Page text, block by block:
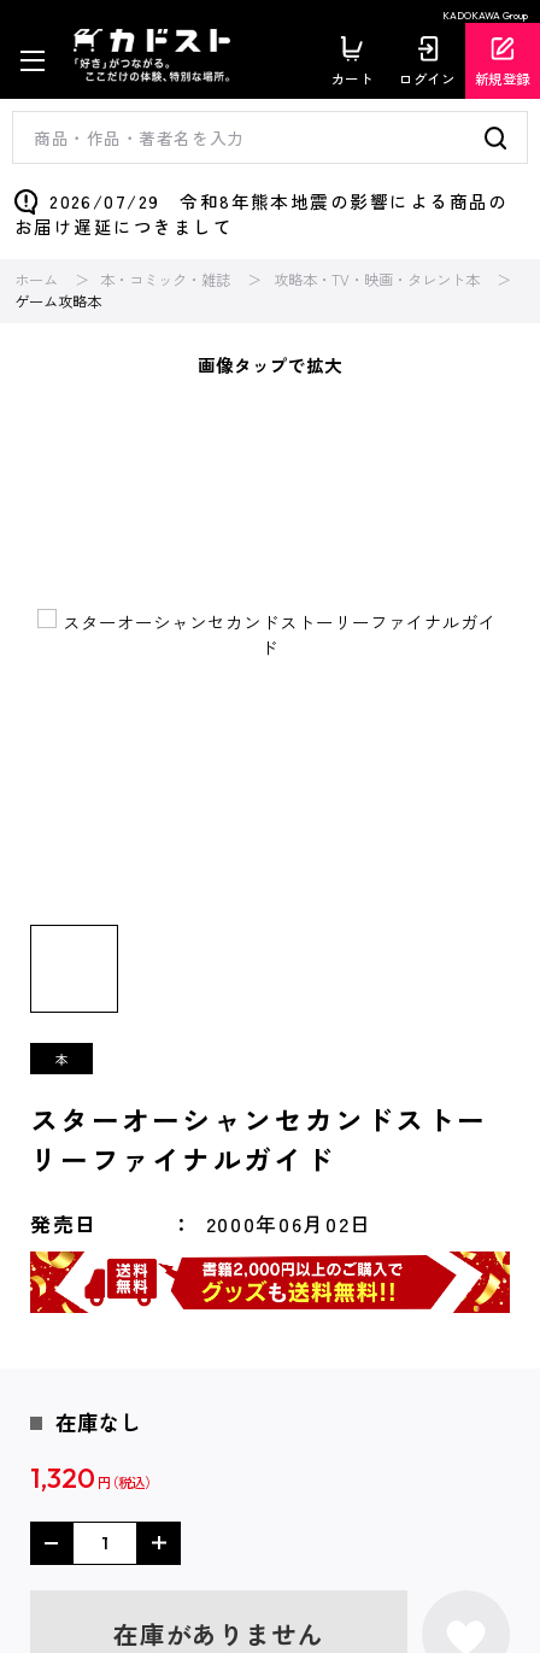
KADOKAWA Group
カート ログイン 新規登録
2026/07/29 令和8年熊本地震の影響による商品の
お届け遅延につきまして
ホーム 本・コミック・雑誌
攻略本・TV・映画・タレント本
ゲーム攻略本
画像タップで拡大
スターオーシャンセカンドストー
リーファイナルガイド
発売日 2000年06月02日
在庫なし
1,320 円
在庫がありません